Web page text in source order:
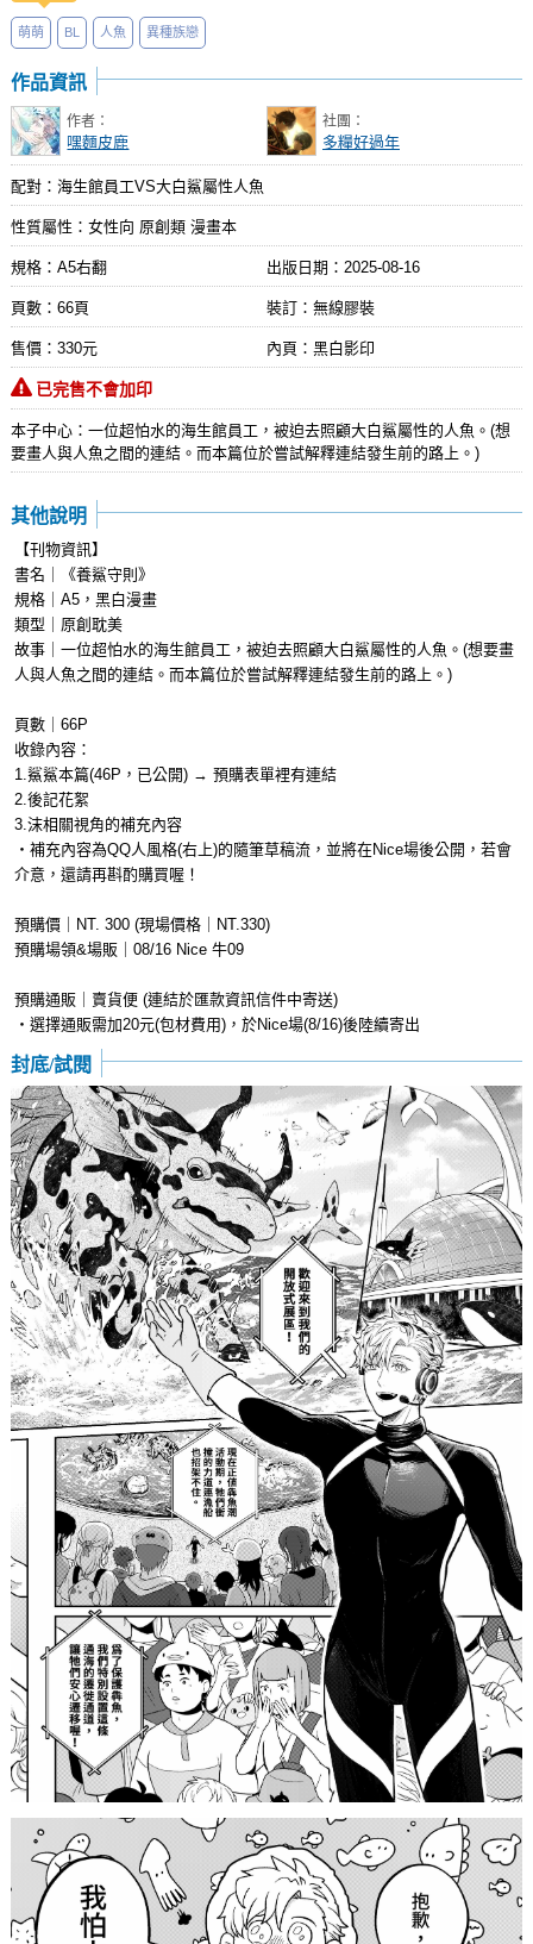
萌萌 BL 人魚 異種族戀
作品資訊
作者：
嘿麵皮鹿
社團：
多糧好過年
配對：海生館員工VS大白鯊屬性人魚
性質屬性：女性向 原創類 漫畫本
規格：A5右翻 出版日期： 2025-08-16
頁數：66頁 裝訂：無線膠裝
售價：330元 內頁：黑白影印
已完售不會加印
本子中心：一位超怕水的海生館員工，被迫去照顧大白鯊屬性的人魚。(想
要畫人與人魚之間的連結。而本篇位於嘗試解釋連結發生前的路上。)
其他說明
【刊物資訊】
書名｜《養鯊守則》
規格｜A5，黑白漫畫
類型｜原創耽美
故事｜一位超怕水的海生館員工，被迫去照顧大白鯊屬性的人魚。(想要畫
人與人魚之間的連結。而本篇位於嘗試解釋連結發生前的路上。)
頁數｜66P
收錄內容：
1.鯊鯊本篇(46P，已公開) → 預購表單裡有連結
2.後記花絮
3.沫相關視角的補充內容
‧補充內容為QQ人風格(右上)的隨筆草稿流，並將在Nice場後公開，若會
介意，還請再斟酌購買喔！
預購價｜NT. 300 (現場價格｜NT.330)
預購場領&場販｜08/16 Nice 牛09
預購通販｜賣貨便 (連結於匯款資訊信件中寄送)
‧選擇通販需加20元(包材費用)，於Nice場(8/16)後陸續寄出
封底/試閱